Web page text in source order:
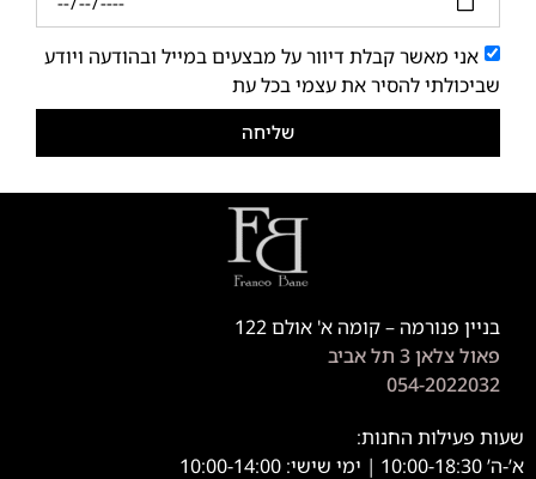
אני מאשר קבלת דיוור על מבצעים במייל ובהודעה ויודע
שביכולתי להסיר את עצמי בכל עת
שליחה
בניין פנורמה – קומה א' אולם 122
פאול צלאן 3 תל אביב
054-2022032
שעות פעילות החנות:
א’-ה’ 10:00-18:30 | ימי שישי: 10:00-14:00